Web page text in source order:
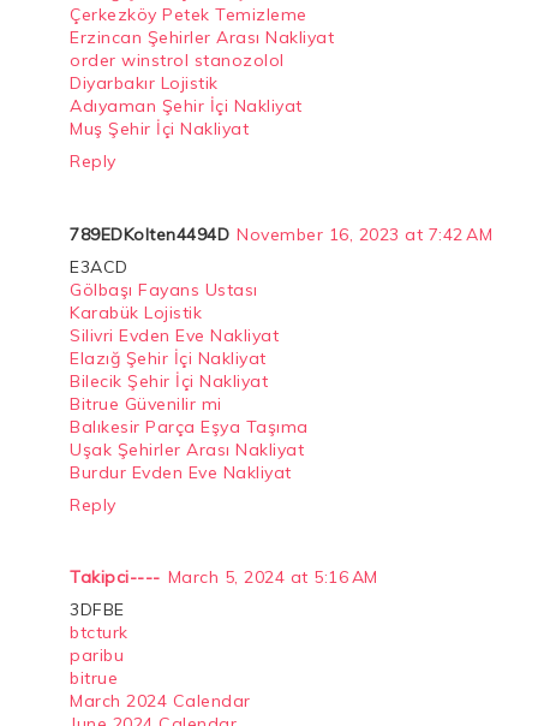
Çerkezköy Petek Temizleme
Erzincan Şehirler Arası Nakliyat
order winstrol stanozolol
Diyarbakır Lojistik
Adıyaman Şehir İçi Nakliyat
Muş Şehir İçi Nakliyat
Reply
789EDKolten4494D November 16, 2023 at 7:42 AM
E3ACD
Gölbaşı Fayans Ustası
Karabük Lojistik
Silivri Evden Eve Nakliyat
Elazığ Şehir İçi Nakliyat
Bilecik Şehir İçi Nakliyat
Bitrue Güvenilir mi
Balıkesir Parça Eşya Taşıma
Uşak Şehirler Arası Nakliyat
Burdur Evden Eve Nakliyat
Reply
Takipci---- March 5, 2024 at 5:16 AM
3DFBE
btcturk
paribu
bitrue
March 2024 Calendar